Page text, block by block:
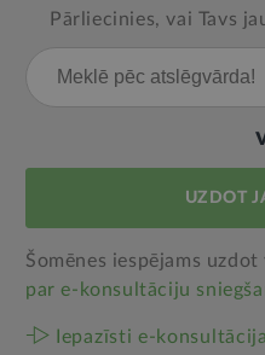
Pārliecinies, vai Tavs
UZDOT
Šomēnes iespējams
par e‑konsultāciju
Iepazīsti e-